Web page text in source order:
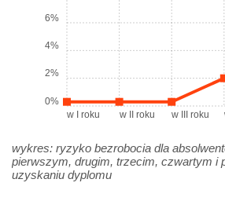
w I roku w II roku w III roku
0%
2%
4%
6%
wykres: ryzyko bezrobocia dla
pierwszym, drugim, trzecim, czwartym i
uzyskaniu dyplomu